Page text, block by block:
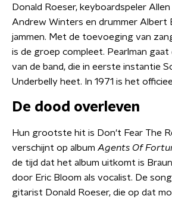
Donald Roeser, keyboardspeler
Andrew Winters en drummer Albert
jammen. Met de toevoeging van
is de groep compleet. Pearlman gaat
van de band, die in eerste instantie
Underbelly heet. In 1971 is het
De dood overleven
Hun grootste hit is Don't Fear The
verschijnt op album Agents Of
de tijd dat het album uitkomt is
door Eric Bloom als vocalist. De
gitarist Donald Roeser, die op dat